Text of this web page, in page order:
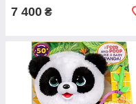
7 400 ₴